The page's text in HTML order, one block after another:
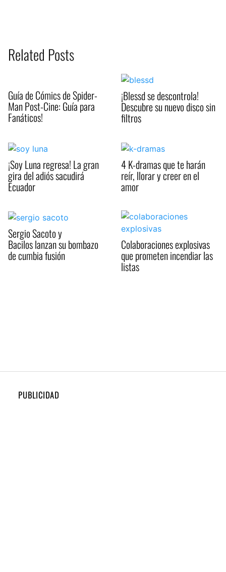
Related Posts
Guía de Cómics de Spider-
Man Post-Cine: Guía para
Fanáticos!
¡Blessd se descontrola!
Descubre su nuevo disco sin
filtros
¡Soy Luna regresa! La gran
gira del adiós sacudirá
Ecuador
4 K-dramas que te harán
reír, llorar y creer en el
amor
Sergio Sacoto y
Bacilos lanzan su bombazo
de cumbia fusión
Colaboraciones explosivas
que prometen incendiar las
listas
PUBLICIDAD